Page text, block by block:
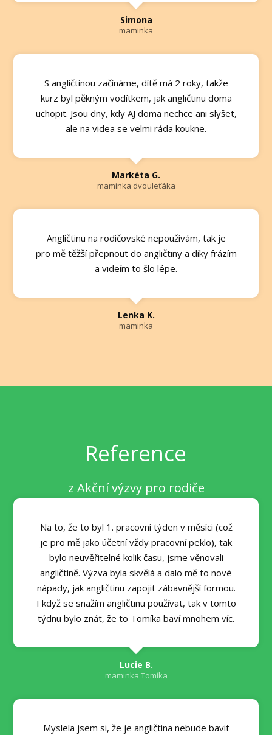
Simona
maminka
S angličtinou začínáme, dítě má 2 roky, takže
kurz byl pěkným vodítkem, jak angličtinu doma
uchopit. Jsou dny, kdy AJ doma nechce ani slyšet,
ale na videa se velmi ráda koukne.
Markéta G.
maminka dvouleťáka
Angličtinu na rodičovské nepoužívám, tak je
pro mě těžší přepnout do angličtiny a díky frázím
a videím to šlo lépe.
Lenka K.
maminka
Reference
z Akční výzvy pro rodiče
Na to, že to byl 1. pracovní týden v měsíci (což
je pro mě jako účetní vždy pracovní peklo), tak
bylo neuvěřitelné kolik času, jsme věnovali
angličtině. Výzva byla skvělá a dalo mě to nové
nápady, jak angličtinu zapojit zábavnější formou.
I když se snažím angličtinu používat, tak v tomto
týdnu bylo znát, že to Tomíka baví mnohem víc.
Lucie B.
maminka Tomíka
Myslela jsem si, že je angličtina nebude bavit